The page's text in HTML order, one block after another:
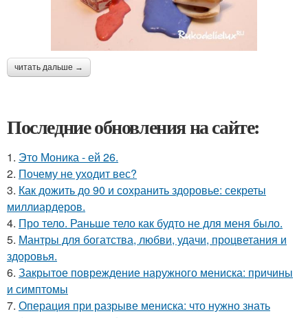
читать дальше →
Последние обновления на сайте:
1. Это Моника - ей 26.
2. Почему не уходит вес?
3. Как дожить до 90 и сохранить здоровье: секреты
миллиардеров.
4. Про тело. Раньше тело как будто не для меня было.
5. Мантры для богатства, любви, удачи, процветания и
здоровья.
6. Закрытое повреждение наружного мениска: причины
и симптомы
7. Операция при разрыве мениска: что нужно знать